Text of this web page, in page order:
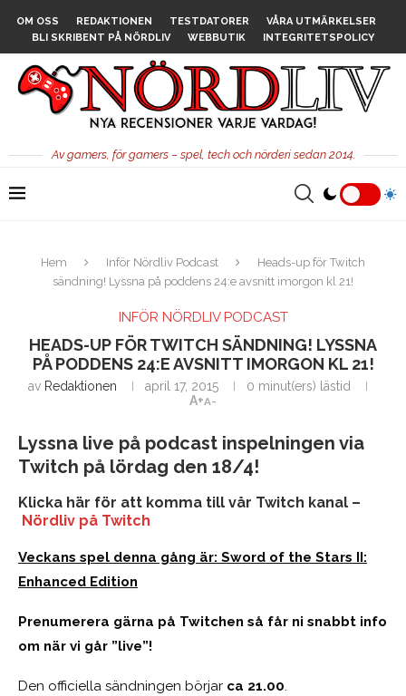
OM OSS REDAKTIONEN TESTDATORER
VÅRA UTMÄRKELSER
BLI SKRIBENT PÅ NÖRDLIV
WEBBUTIK INTEGRITETSPOLICY
Av gamers, för gamers – spel, tech och nörderi sedan 2014.
Hem Inför Nördliv Podcast
Heads-up för Twitch
sändning! Lyssna på poddens 24:e avsnitt imorgon kl 21!
INFÖR NÖRDLIV PODCAST
HEADS-UP FÖR TWITCH SÄNDNING! LYSSNA
PÅ PODDENS 24:E AVSNITT IMORGON KL 21!
av Redaktionen april 17, 2015
0 minut(ers) lästid
A+A-
Lyssna live på podcast inspelningen via
Twitch på lördag den 18/4!
Klicka här för att komma till vår Twitch kanal –
Nördliv på Twitch
Veckans spel denna gång är: Sword of the Stars II:
Enhanced Edition
Prenumerera gärna på Twitchen så får ni snabbt info
om när vi går ”live”!
Den officiella sändningen börjar ca 21.00.